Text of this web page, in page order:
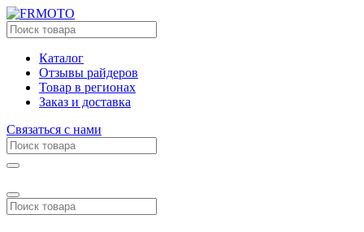
Каталог
Отзывы райдеров
Товар в регионах
Заказ и доставка
Связаться с нами